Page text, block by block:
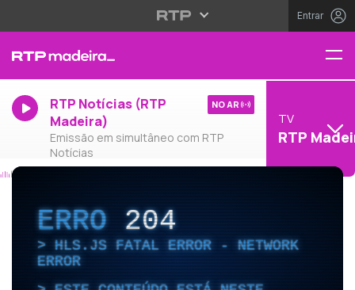
Entrar
RTP Notícias (RTP
Madeira)
Emissão em simultâneo com RTP
Notícias
NO AR
TV
RTP
ERRO204
HLS.JS FATAL ERROR - NETWORK
ERROR